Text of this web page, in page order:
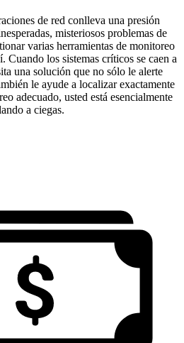
de red conlleva una presión
misteriosos problemas de
varias herramientas de monitoreo
Cuando los sistemas críticos se caen a
una solución que no sólo le alerte
le ayude a localizar exactamente
adecuado, usted está esencialmente
a ciegas.